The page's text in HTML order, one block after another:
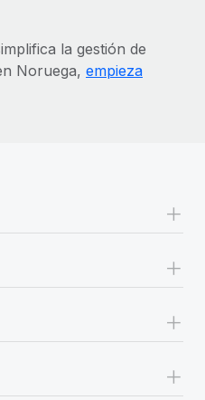
la gestión de
Noruega, empieza
+
+
+
+